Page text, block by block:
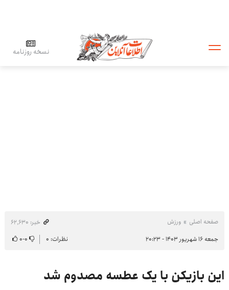
نسخه روزنامه
صفحه اصلی ورزش
خبر: ۶۲٬۶۳۰
جمعه ۱۶ شهریور ۱۴۰۳ - ۲۰:۲۳
نظرات: ۰ ۰-۰
این بازیکن با یک عطسه مصدوم شد